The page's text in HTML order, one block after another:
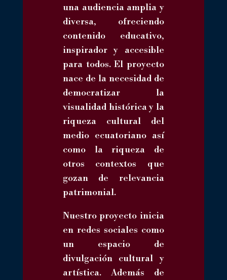
una audiencia amplia y
diversa, ofreciendo
contenido educativo,
inspirador y accesible
para todos. El proyecto
nace de la necesidad de
democratizar la
visualidad histórica y la
riqueza cultural del
medio ecuatoriano así
como la riqueza de
otros contextos que
gozan de relevancia
patrimonial.
Nuestro proyecto inicia
en redes sociales como
un espacio de
divulgación cultural y
artística. Además de